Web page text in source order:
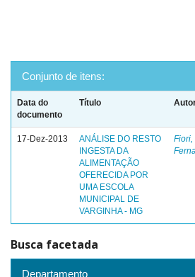
Conjunto de itens:
Data do
documento
Título
17-Dez-2013
ANÁLISE DO RESTO
INGESTA DA
ALIMENTAÇÃO
OFERECIDA POR
UMA ESCOLA
MUNICIPAL DE
VARGINHA - MG
Fiori,
Busca facetada
Departamento